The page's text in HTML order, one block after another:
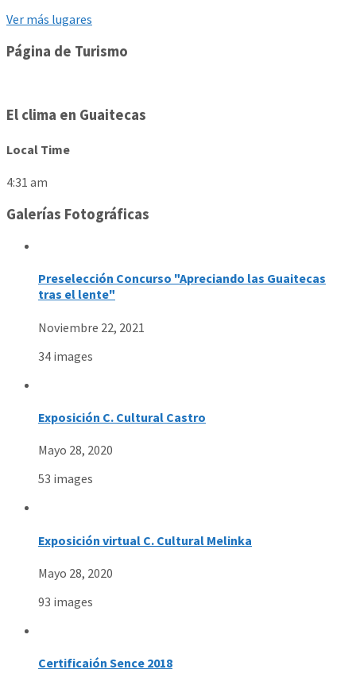
Ver más lugares
Página de Turismo
El clima en Guaitecas
Local Time
4:31 am
Galerías Fotográficas
Preselección Concurso "Apreciando las Guaitecas
tras el lente"
Noviembre 22, 2021
34 images
Exposición C. Cultural Castro
Mayo 28, 2020
53 images
Exposición virtual C. Cultural Melinka
Mayo 28, 2020
93 images
Certificaión Sence 2018